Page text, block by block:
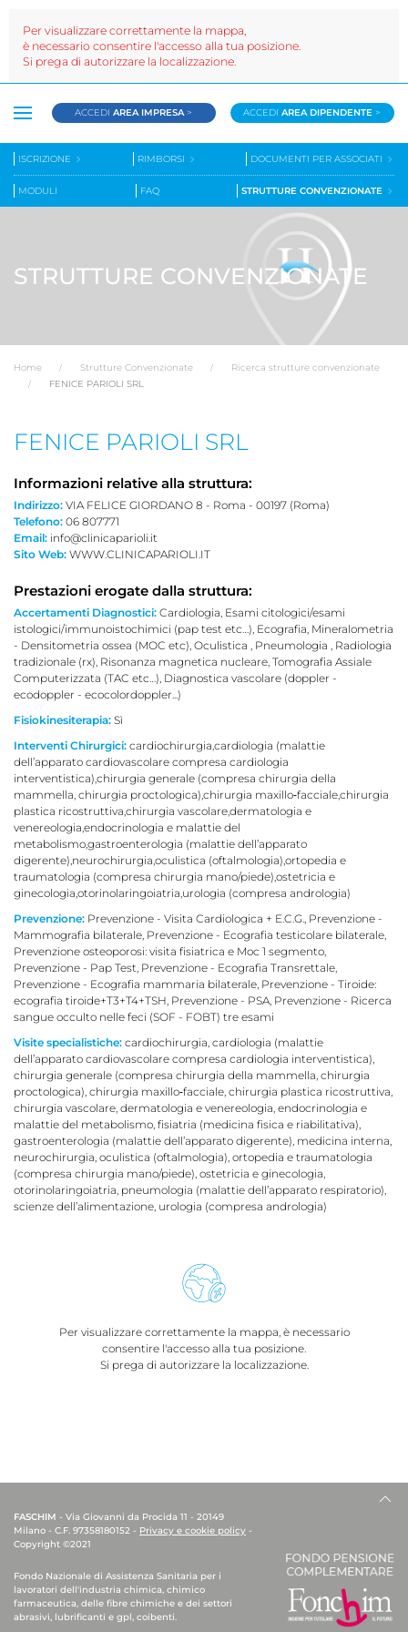
ACCEDIAREA IMPRESA > ACCEDIAREA DIPENDENTE >
ISCRIZIONE RIMBORSI DOCUMENTI PER ASSOCIATI
MODULI FAQ STRUTTURE CONVENZIONATE
STRUTTURE CONVENZIONATE
Home Strutture Convenzionate
Ricerca strutture convenzionate
FENICE PARIOLI SRL
FENICE PARIOLI SRL
Informazioni relative alla struttura:
Indirizzo: VIA FELICE GIORDANO 8 - Roma - 00197 (Roma)
Telefono: 06 807771
Email: info@clinicaparioli.it
Sito Web: WWW.CLINICAPARIOLI.IT
Prestazioni erogate dalla struttura:
Accertamenti Diagnostici: Cardiologia, Esami citologici/esami
istologici/immunoistochimici (pap test etc…), Ecografia, Mineralometria
- Densitometria ossea (MOC etc), Oculistica , Pneumologia , Radiologia
tradizionale (rx), Risonanza magnetica nucleare, Tomografia Assiale
Computerizzata (TAC etc…), Diagnostica vascolare (doppler -
ecodoppler - ecocolordoppler...)
Fisiokinesiterapia: Sì
Interventi Chirurgici: cardiochirurgia,cardiologia (malattie
dell’apparato cardiovascolare compresa cardiologia
interventistica),chirurgia generale (compresa chirurgia della
mammella, chirurgia proctologica),chirurgia maxillo‐facciale,chirurgia
plastica ricostruttiva,chirurgia vascolare,dermatologia e
venereologia,endocrinologia e malattie del
metabolismo,gastroenterologia (malattie dell’apparato
digerente),neurochirurgia,oculistica (oftalmologia),ortopedia e
traumatologia (compresa chirurgia mano/piede),ostetricia e
ginecologia,otorinolaringoiatria,urologia (compresa andrologia)
Prevenzione: Prevenzione - Visita Cardiologica + E.C.G., Prevenzione -
Mammografia bilaterale, Prevenzione - Ecografia testicolare bilaterale,
Prevenzione osteoporosi: visita fisiatrica e Moc 1 segmento,
Prevenzione - Pap Test, Prevenzione - Ecografia Transrettale,
Prevenzione - Ecografia mammaria bilaterale, Prevenzione - Tiroide:
ecografia tiroide+T3+T4+TSH, Prevenzione - PSA, Prevenzione - Ricerca
sangue occulto nelle feci (SOF - FOBT) tre esami
Visite specialistiche: cardiochirurgia, cardiologia (malattie
dell’apparato cardiovascolare compresa cardiologia interventistica),
chirurgia generale (compresa chirurgia della mammella, chirurgia
proctologica), chirurgia maxillo‐facciale, chirurgia plastica ricostruttiva,
chirurgia vascolare, dermatologia e venereologia, endocrinologia e
malattie del metabolismo, fisiatria (medicina fisica e riabilitativa),
gastroenterologia (malattie dell’apparato digerente), medicina interna,
neurochirurgia, oculistica (oftalmologia), ortopedia e traumatologia
(compresa chirurgia mano/piede), ostetricia e ginecologia,
otorinolaringoiatria, pneumologia (malattie dell’apparato respiratorio),
scienze dell’alimentazione, urologia (compresa andrologia)
Per visualizzare correttamente la mappa, è necessario
consentire l'accesso alla tua posizione.
Si prega di autorizzare la localizzazione.
FASCHIM - Via Giovanni da Procida 11 - 20149
Milano - C.F. 97358180152 - Privacy e cookie policy -
Copyright ©2021
Fondo Nazionale di Assistenza Sanitaria per i
lavoratori dell'industria chimica, chimico
farmaceutica, delle fibre chimiche e dei settori
abrasivi, lubrificanti e gpl, coibenti.
Per visualizzare correttamente la mappa,
è necessario consentire l'accesso alla tua posizione.
Si prega di autorizzare la localizzazione.